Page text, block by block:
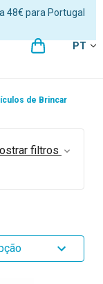
48€ para Portugal
PT
de Brincar
filtros